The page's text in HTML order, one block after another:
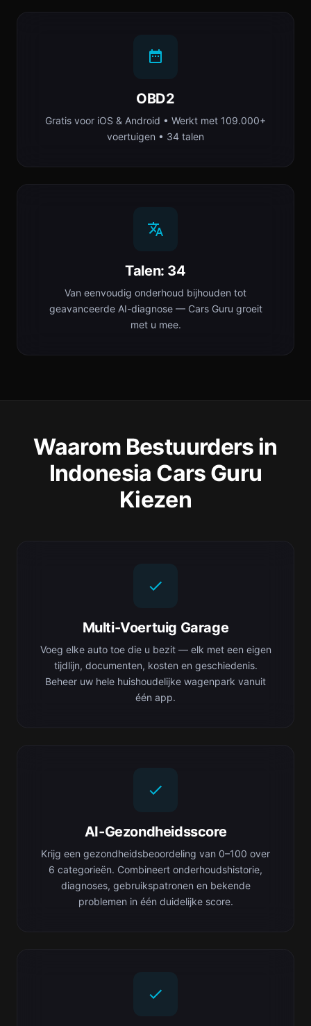
OBD2
Gratis voor iOS & Android • Werkt met 109.000+
voertuigen • 34 talen
Talen: 34
Van eenvoudig onderhoud bijhouden tot
geavanceerde AI-diagnose — Cars Guru groeit
met u mee.
Waarom Bestuurders in
Indonesia Cars Guru
Kiezen
Multi-Voertuig Garage
Voeg elke auto toe die u bezit — elk met een eigen
tijdlijn, documenten, kosten en geschiedenis.
Beheer uw hele huishoudelijke wagenpark vanuit
één app.
AI-Gezondheidsscore
Krijg een gezondheidsbeoordeling van 0–100 over
6 categorieën. Combineert onderhoudshistorie,
diagnoses, gebruikspatronen en bekende
problemen in één duidelijke score.